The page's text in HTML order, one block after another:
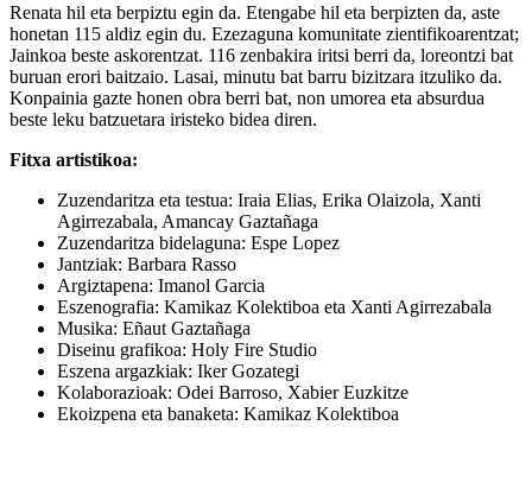
Renata hil eta berpiztu egin da. Etengabe hil eta berpizten da, aste
honetan 115 aldiz egin du. Ezezaguna komunitate zientifikoarentzat;
Jainkoa beste askorentzat. 116 zenbakira iritsi berri da, loreontzi bat
buruan erori baitzaio. Lasai, minutu bat barru bizitzara itzuliko da.
Konpainia gazte honen obra berri bat, non umorea eta absurdua
beste leku batzuetara iristeko bidea diren.
Fitxa artistikoa:
Zuzendaritza eta testua: Iraia Elias, Erika Olaizola, Xanti
Agirrezabala, Amancay Gaztañaga
Zuzendaritza bidelaguna: Espe Lopez
Jantziak: Barbara Rasso
Argiztapena: Imanol Garcia
Eszenografia: Kamikaz Kolektiboa eta Xanti Agirrezabala
Musika: Eñaut Gaztañaga
Diseinu grafikoa: Holy Fire Studio
Eszena argazkiak: Iker Gozategi
Kolaborazioak: Odei Barroso, Xabier Euzkitze
Ekoizpena eta banaketa: Kamikaz Kolektiboa